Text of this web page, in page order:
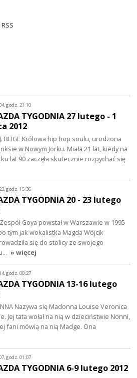
godz. 21:10
TYGODNIA 27 lutego - 1
2012
BLIGE Królowa hip hop soulu, urodzona
w Nowym Jorku. Miała 21 lat, kiedy na
lat 90 zaczęła skutecznie rozpychać się
godz. 15:36
TYGODNIA 20 - 23 lutego
Goya powstał w Warszawie w 1995
tym jak wokalistka Magda Wójcik
się do stolicy ze swojego
» więcej
godz. 00:27
TYGODNIA 13-16 lutego
Nazywa się Madonna Louise Veronica
Jej tata wołał na nią w dzieciństwie Nonni,
fani mówią na nią Madge. Ona
godz. 01:07
TYGODNIA 6-9 lutego 2012